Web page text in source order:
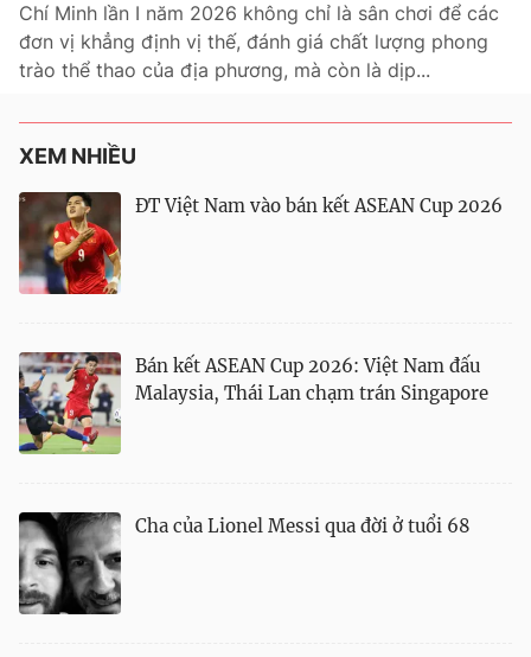
Bóng đá
VIDEO
THỜI BÁO VTV
Theo dõi báo trên
Chí Minh lần I năm 2026 không chỉ là sân chơi để các
đơn vị khẳng định vị thế, đánh giá chất lượng phong
trào thể thao của địa phương, mà còn là dịp...
XEM NHIỀU
ĐT Việt Nam vào bán kết ASEAN Cup 2026
Bán kết ASEAN Cup 2026: Việt Nam đấu
Malaysia, Thái Lan chạm trán Singapore
Cha của Lionel Messi qua đời ở tuổi 68